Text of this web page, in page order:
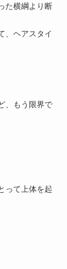
た横綱より断
、ヘアスタイ
、もう限界で
って上体を起